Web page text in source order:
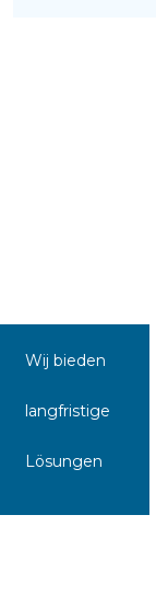
Wij bieden
langfristige
Lösungen